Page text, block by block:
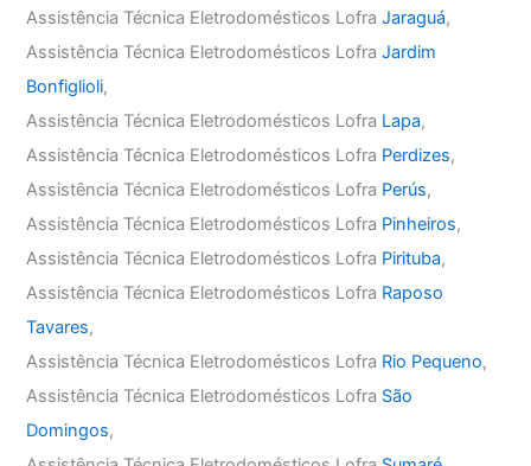
Assistência Técnica Eletrodomésticos LofraJaraguá,
Assistência Técnica Eletrodomésticos LofraJardim
Bonfiglioli,
Assistência Técnica Eletrodomésticos Lofra Lapa,
Assistência Técnica Eletrodomésticos Lofra Perdizes,
Assistência Técnica Eletrodomésticos Lofra Perús,
Assistência Técnica Eletrodomésticos Lofra Pinheiros,
Assistência Técnica Eletrodomésticos Lofra Pirituba,
Assistência Técnica Eletrodomésticos Lofra Raposo
Tavares,
Assistência Técnica Eletrodomésticos Lofra Rio Pequeno,
Assistência Técnica Eletrodomésticos Lofra São
Domingos,